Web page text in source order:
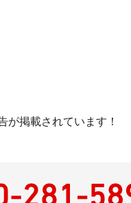
が掲載されています！